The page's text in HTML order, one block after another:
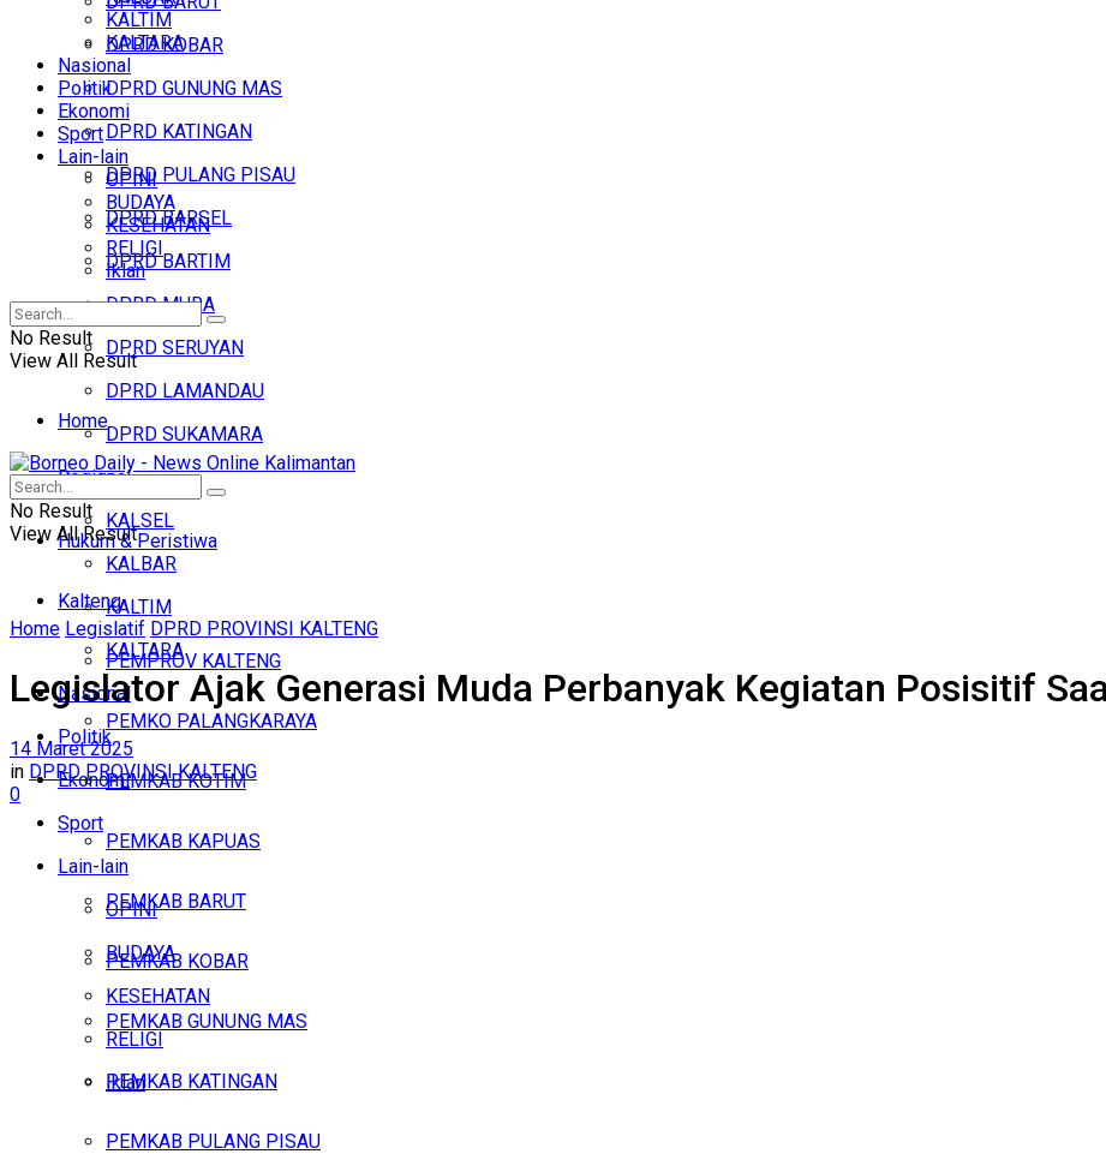
DPRD KOBAR
DPRD GUNUNG MAS
DPRD KATINGAN
DPRD PULANG PISAU
DPRD BARSEL
DPRD BARTIM
DPRD MURA
DPRD SERUYAN
DPRD LAMANDAU
DPRD SUKAMARA
Regional
KALSEL
KALBAR
KALTIM
KALTARA
Nasional
Politik
Ekonomi
Sport
Lain-lain
OPINI
BUDAYA
KESEHATAN
RELIGI
Iklan
Jumat, Agustus 7, 2026
KALTIM
KALTARA
Nasional
Politik
Ekonomi
Sport
Lain-lain
OPINI
BUDAYA
KESEHATAN
RELIGI
Iklan
No Result
View All Result
Home
Headline
Hukum & Peristiwa
Kalteng
PEMPROV KALTENG
PEMKO PALANGKARAYA
PEMKAB KOTIM
PEMKAB KAPUAS
PEMKAB BARUT
PEMKAB KOBAR
PEMKAB GUNUNG MAS
PEMKAB KATINGAN
PEMKAB PULANG PISAU
No Result
View All Result
Home Legislatif DPRD PROVINSI KALTENG
Legislator Ajak Generasi Muda Perbanyak Kegiatan Posisitif
14 Maret 2025
in DPRD PROVINSI KALTENG
0